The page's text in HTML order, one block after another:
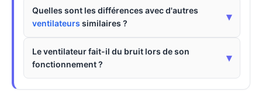
Quelles sont les différences avec d'autres
ventilateurs similaires ?
▾
Le ventilateur fait-il du bruit lors de son
fonctionnement ?
▾